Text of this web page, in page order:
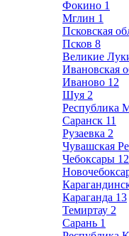
Фокино 1
Мглин 1
Псковская
Псков 8
Великие
Ивановская
Иваново 12
Шуя 2
Республика
Саранск 11
Рузаевка 2
Чувашская
Чебоксары 12
Караганда 13
Темиртау 2
Сарань 1